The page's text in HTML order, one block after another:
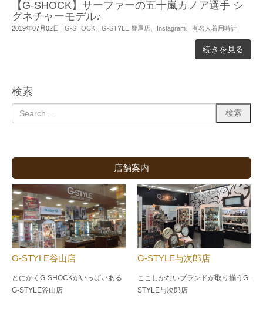
【G-SHOCK】サーファーの五十嵐カノア選手 シ
グネチャーモデル♪
2019年07月02日 G-SHOCK G-STYLE 鹿屋店 Instagram 有名人着用時計
続きを見る
検索
店舗案内
G-STYLE谷山店
とにかくG-SHOCKがいっぱいある
G-STYLE谷山店
G-STYLE与次郎店
ここしかないブランドが取り揃うG-
STYLE与次郎店